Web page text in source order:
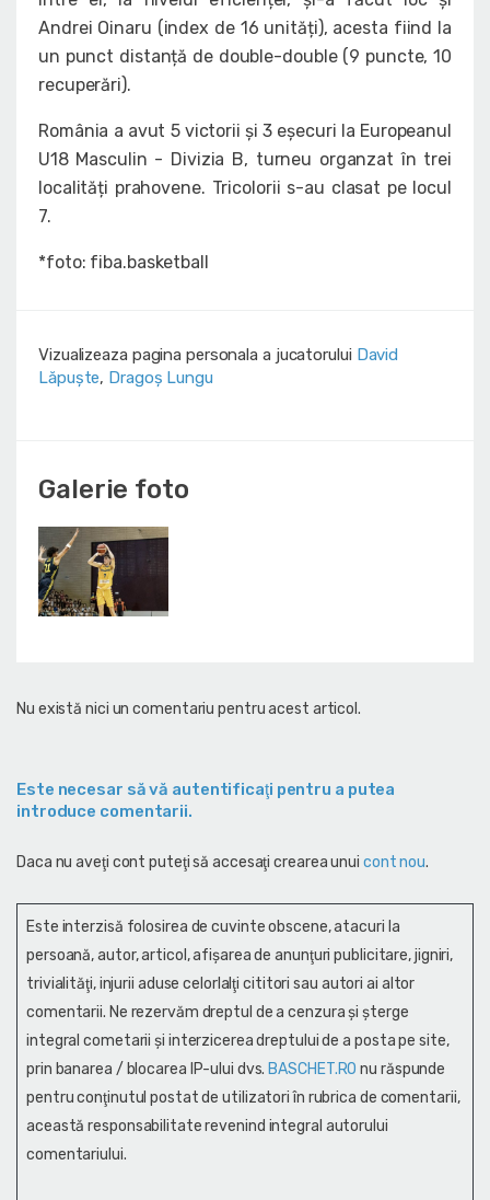
Andrei Oinaru (index de 16 unități), acesta fiind la
un punct distanță de double-double (9 puncte, 10
recuperări).
România a avut 5 victorii și 3 eșecuri la Europeanul
U18 Masculin - Divizia B, turneu organzat în trei
localități prahovene. Tricolorii s-au clasat pe locul
7.
*foto: fiba.basketball
Vizualizeaza pagina personala a jucatorului David
Lăpuște, Dragoș Lungu
Galerie foto
Nu există nici un comentariu pentru acest articol.
Este necesar să vă autentificaţi pentru a putea
introduce comentarii.
Daca nu aveţi cont puteţi să accesaţi crearea unui cont nou.
Este interzisă folosirea de cuvinte obscene, atacuri la
persoană, autor, articol, afişarea de anunţuri publicitare, jigniri,
trivialităţi, injurii aduse celorlalţi cititori sau autori ai altor
comentarii. Ne rezervăm dreptul de a cenzura și şterge
integral cometarii și interzicerea dreptului de a posta pe site,
prin banarea / blocarea IP-ului dvs. BASCHET.RO nu răspunde
pentru conţinutul postat de utilizatori în rubrica de comentarii,
această responsabilitate revenind integral autorului
comentariului.